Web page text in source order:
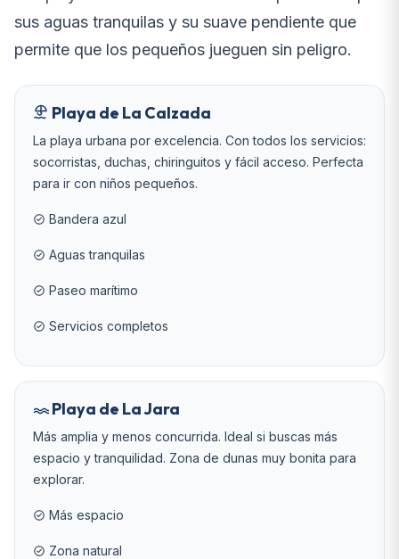
sus aguas tranquilas y su suave pendiente que
permite que los pequeños jueguen sin peligro.
Playa de La Calzada
La playa urbana por excelencia. Con todos los servicios:
socorristas, duchas, chiringuitos y fácil acceso. Perfecta
para ir con niños pequeños.
Bandera azul
Aguas tranquilas
Paseo marítimo
Servicios completos
Playa de La Jara
Más amplia y menos concurrida. Ideal si buscas más
espacio y tranquilidad. Zona de dunas muy bonita para
explorar.
Más espacio
Zona natural